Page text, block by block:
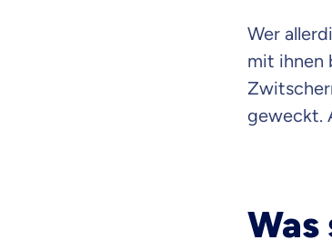
Wer
mit ihnen
geweckt.
Was